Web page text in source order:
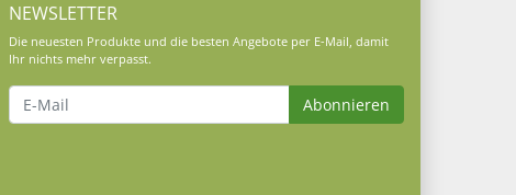
NEWSLETTER
Die neuesten Produkte und die besten Angebote per E-Mail, damit
Ihr nichts mehr verpasst.
Abonnieren